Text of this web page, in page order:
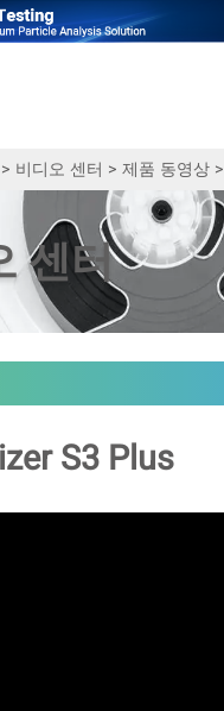
> 비디오 센터 > 제품 동영상>
센터
S3 Plus